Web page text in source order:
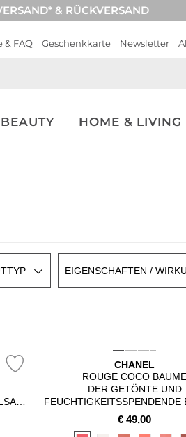
& RÜCKVERSAND
& FAQ Geschenkkarte Newsletter
BEAUTY HOME & LIVING
EIGENSCHAFTEN /
CHANEL
ROUGE COCO BAUME
DER GETÖNTE UND
FEUCHTIGKEITSSPENDENDE
DESSEN FARBINTENSITÄT
INDIVIDUELL ANPASSEN
€49,00